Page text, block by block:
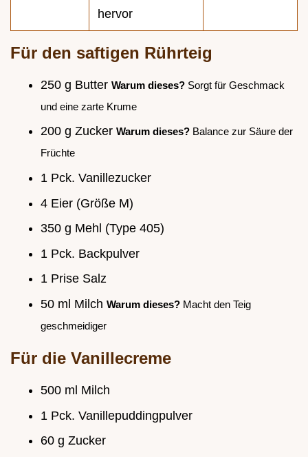
hervor
Für den saftigen Rührteig
250 g Butter Warum dieses? Sorgt für Geschmack
und eine zarte Krume
200 g Zucker Warum dieses? Balance zur Säure der
Früchte
1 Pck. Vanillezucker
4 Eier (Größe M)
350 g Mehl (Type 405)
1 Pck. Backpulver
1 Prise Salz
50 ml Milch Warum dieses? Macht den Teig
geschmeidiger
Für die Vanillecreme
500 ml Milch
1 Pck. Vanillepuddingpulver
60 g Zucker